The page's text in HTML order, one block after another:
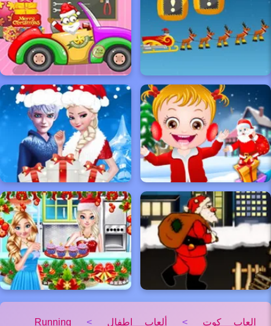
العاب كوت > ألعاب اطفال >
Running